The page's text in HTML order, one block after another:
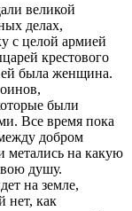
великой
делах,
с целой армией
крестового
была женщина.
были
Все время пока
добром
на какую
душу.
на земле,
нет, как